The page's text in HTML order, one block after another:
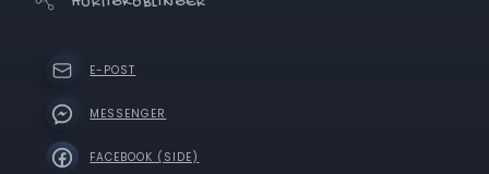
E-POST
MESSENGER
FACEBOOK (SIDE)